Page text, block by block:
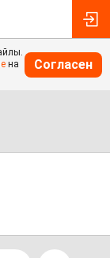
на
Согласен